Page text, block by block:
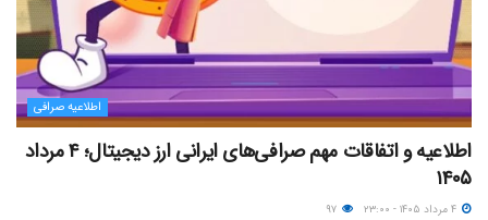
اطلاعیه صرافی
اطلاعیه و اتفاقات مهم صرافی‌های ایرانی ارز دیجیتال؛ ۴ مرداد
۱۴۰۵